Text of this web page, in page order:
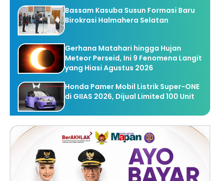
Bassam Kasuba Susun Formasi Baru
Birokrasi Halmahera Selatan
Gerhana Matahari hingga Hujan
Meteor Perseid, Ini 9 Fenomena Langit
yang Hiasi Agustus 2026
Honda Pamer Mobil Listrik Super-ONE
di GIIAS 2026, Dijual Limited 100 Unit